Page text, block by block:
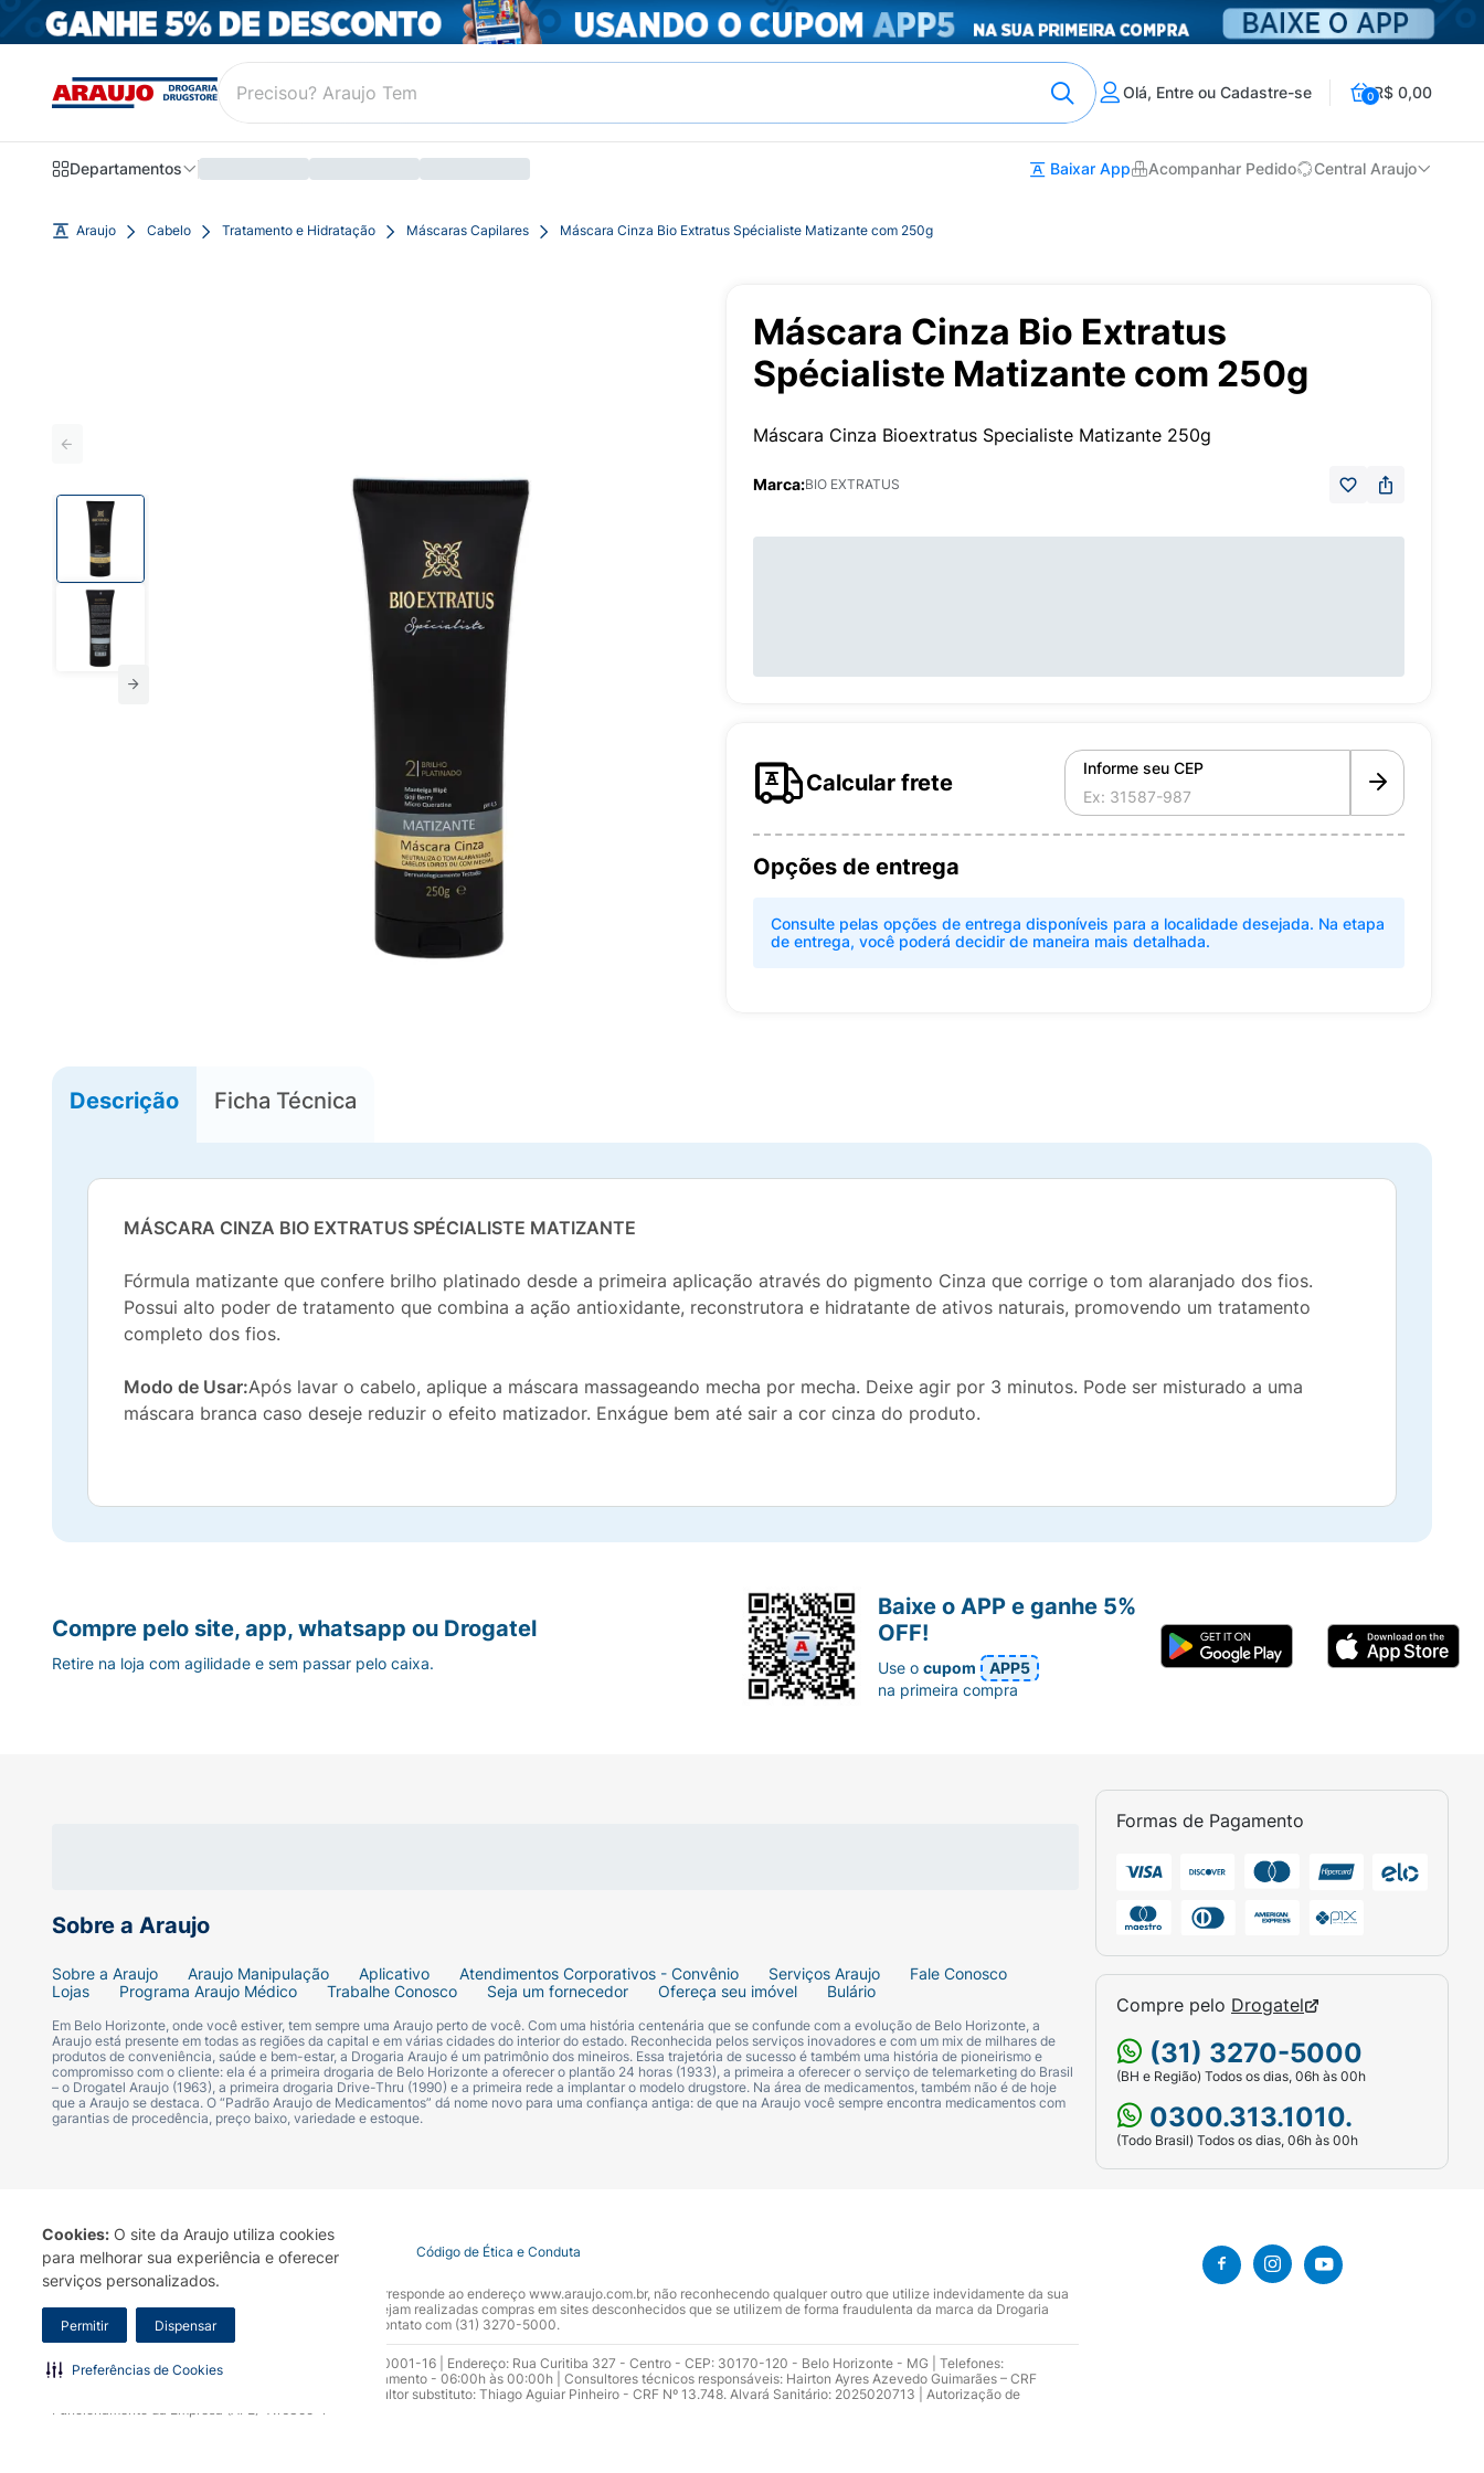
Cookies: O site da Araujo utiliza cookies
para melhorar sua experiência e oferecer
serviços personalizados.
Permitir Dispensar
Preferências de Cookies
Olá, Entre ou Cadastre-se 0R$ 0,00
Departamentos Baixar App Acompanhar Pedido Central Araujo
Araujo Cabelo Tratamento e Hidratação Máscaras Capilares Máscara Cinza Bio Extratus Spécialiste Matizante com 250g
Máscara Cinza Bio Extratus
Spécialiste Matizante com 250g
Máscara Cinza Bioextratus Specialiste Matizante 250g
Marca:BIO EXTRATUS
Calcular frete
Informe seu CEP
Opções de entrega
Consulte pelas opções de entrega disponíveis para a localidade desejada. Na etapa
de entrega, você poderá decidir de maneira mais detalhada.
Descrição Ficha Técnica
MÁSCARA CINZA BIO EXTRATUS SPÉCIALISTE MATIZANTE
Fórmula matizante que confere brilho platinado desde a primeira aplicação através do pigmento Cinza que corrige o tom alaranjado dos fios.
Possui alto poder de tratamento que combina a ação antioxidante, reconstrutora e hidratante de ativos naturais, promovendo um tratamento
completo dos fios.
Modo de Usar:Após lavar o cabelo, aplique a máscara massageando mecha por mecha. Deixe agir por 3 minutos. Pode ser misturado a uma
máscara branca caso deseje reduzir o efeito matizador. Enxágue bem até sair a cor cinza do produto.
Sobre a Araujo
Sobre a Araujo Araujo Manipulação Aplicativo Atendimentos Corporativos - Convênio Serviços Araujo
Fale Conosco
Lojas
Programa Araujo Médico Trabalhe Conosco Seja um fornecedor Ofereça seu imóvel Bulário
Em Belo Horizonte, onde você estiver, tem sempre uma Araujo perto de você. Com uma história centenária que se confunde com a evolução de Belo Horizonte, a
Araujo está presente em todas as regiões da capital e em várias cidades do interior do estado. Reconhecida pelos serviços inovadores e com um mix de milhares de
produtos de conveniência, saúde e bem-estar, a Drogaria Araujo é um patrimônio dos mineiros. Essa trajetória de sucesso é também uma história de pioneirismo e
compromisso com o cliente: ela é a primeira drogaria de Belo Horizonte a oferecer o plantão 24 horas (1933), a primeira a oferecer o serviço de telemarketing do Brasil
– o Drogatel Araujo (1963), a primeira drogaria Drive-Thru (1990) e a primeira rede a implantar o modelo drugstore. Na área de medicamentos, também não é de hoje
que a Araujo se destaca. O “Padrão Araujo de Medicamentos” dá nome novo para uma confiança antiga: de que na Araujo você sempre encontra medicamentos com
garantias de procedência, preço baixo, variedade e estoque.
Formas de Pagamento
Compre pelo Drogatel
(31) 3270-5000
(BH e Região) Todos os dias, 06h às 00h
0300.313.1010.
(Todo Brasil) Todos os dias, 06h às 00h
Compre pelo site, app, whatsapp ou Drogatel
Retire na loja com agilidade e sem passar pelo caixa.
Baixe o APP e ganhe 5%
OFF!
Use ocupom
APP5
na primeira compra
Termo de Uso Portal da Privacidade Covid-19 Código de Ética e Conduta
A Drogaria Araujo S/A informa que o seu site oficial corresponde ao endereço www.araujo.com.br, não reconhecendo qualquer outro que utilize indevidamente da sua
marca. Para sua segurança recomendamos que não sejam realizadas compras em sites desconhecidos que se utilizem de forma fraudulenta da marca da Drogaria
Araujo S.A. Em caso de dúvidas, gentileza entrar em contato com (31) 3270-5000.
Razão Social: Drogaria Araujo S.A | CNPJ: 17.256.512.0001-16 | Endereço: Rua Curitiba 327 - Centro - CEP: 30170-120 - Belo Horizonte - MG | Telefones:
0300.313.1010 e (31) 3270-5000 Horário de funcionamento - 06:00h às 00:00h | Consultores técnicos responsáveis: Hairton Ayres Azevedo Guimarães – CRF
10.965 | Yasmin Silva Alvarenga – CRF 52.584 - Consultor substituto: Thiago Aguiar Pinheiro - CRF Nº 13.748. Alvará Sanitário: 2025020713 | Autorização de
Funcionamento da Empresa (AFE): 7.16355-1